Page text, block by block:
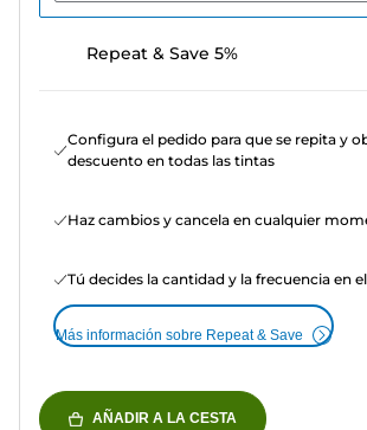
Repeat & Save 5%
Configura el pedido para que se repita y
descuento en todas las tintas
Haz cambios y cancela en cualquier
Tú decides la cantidad y la frecuencia en
Más información sobre Repeat & Save
AÑADIR A LA CESTA